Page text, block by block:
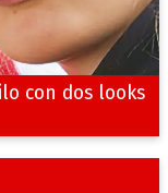
con dos looks